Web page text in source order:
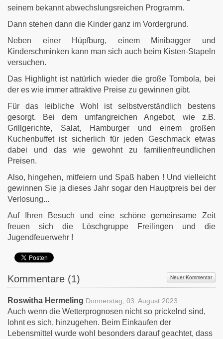
seinem bekannt abwechslungsreichen Programm.
Dann stehen dann die Kinder ganz im Vordergrund.
Neben einer Hüpfburg, einem Minibagger und
Kinderschminken kann man sich auch beim Kisten-Stapeln
versuchen.
Das Highlight ist natürlich wieder die große Tombola, bei
der es wie immer attraktive Preise zu gewinnen gibt.
Für das leibliche Wohl ist selbstverständlich bestens
gesorgt. Bei dem umfangreichen Angebot, wie z.B.
Grillgerichte, Salat, Hamburger und einem großen
Kuchenbuffet ist sicherlich für jeden Geschmack etwas
dabei und das wie gewohnt zu familienfreundlichen
Preisen.
Also, hingehen, mitfeiern und Spaß haben ! Und vielleicht
gewinnen Sie ja dieses Jahr sogar den Hauptpreis bei der
Verlosung...
Auf Ihren Besuch und eine schöne gemeinsame Zeit
freuen sich die Löschgruppe Freilingen und die
Jugendfeuerwehr !
Kommentare (1) Neuer Kommentar
Roswitha Hermeling Donnerstag, 03. August 2023
Auch wenn die Wetterprognosen nicht so prickelnd sind,
lohnt es sich, hinzugehen. Beim Einkaufen der
Lebensmittel wurde wohl besonders darauf geachtet, dass